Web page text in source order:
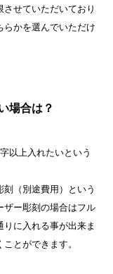
せていただいており
らかを選んでいただけ
場合は？
以上入れたいという
（別途費用）という
ザー彫刻の場合はフル
に入れる事が出来ま
とができます。